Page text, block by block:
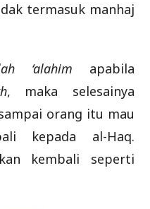
termasuk manhaj
‘alahim apabila
, maka selesainya
orang itu mau
kepada al-Haq.
kembali seperti